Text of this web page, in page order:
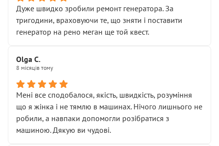
• реальної діагностики, а не формального
“подивились і поїхав”
На жаль, складається враження, що сервіс працює не
Стосовно комунікації - все добре
Дуже швидко зробили ремонт генератора. За
тригодини, враховуючи те, що зняти і поставити
генератор на рено меган ще той квест.
Olga С.
8 місяців тому
Мені все сподобалося, якість, швидкість, розуміння
що я жінка і не тямлю в машинах. Нічого лишнього не
робили, а навпаки допомогли розібратися з
машиною. Дякую ви чудові.